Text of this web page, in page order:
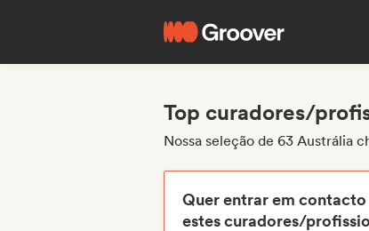
Top curadores/
Nossa seleção de 63 Austrália
Quer entrar em
estes curadores/